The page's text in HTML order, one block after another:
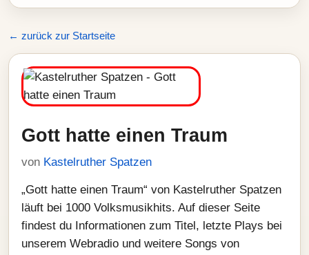
← zurück zur Startseite
Gott hatte einen Traum
von Kastelruther Spatzen
„Gott hatte einen Traum“ von Kastelruther Spatzen
läuft bei 1000 Volksmusikhits. Auf dieser Seite
findest du Informationen zum Titel, letzte Plays bei
unserem Webradio und weitere Songs von